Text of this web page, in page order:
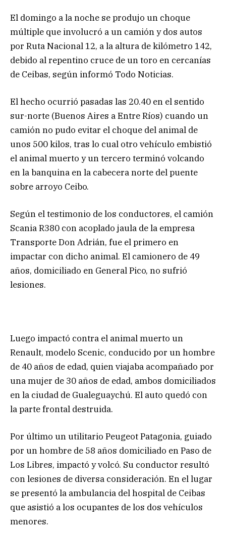
El domingo a la noche se produjo un choque
múltiple que involucró a un camión y dos autos
por Ruta Nacional 12, a la altura de kilómetro 142,
debido al repentino cruce de un toro en cercanías
de Ceibas, según informó Todo Noticias.
El hecho ocurrió pasadas las 20.40 en el sentido
sur-norte (Buenos Aires a Entre Ríos) cuando un
camión no pudo evitar el choque del animal de
unos 500 kilos, tras lo cual otro vehículo embistió
el animal muerto y un tercero terminó volcando
en la banquina en la cabecera norte del puente
sobre arroyo Ceibo.
Según el testimonio de los conductores, el camión
Scania R380 con acoplado jaula de la empresa
Transporte Don Adrián, fue el primero en
impactar con dicho animal. El camionero de 49
años, domiciliado en General Pico, no sufrió
lesiones.
Luego impactó contra el animal muerto un
Renault, modelo Scenic, conducido por un hombre
de 40 años de edad, quien viajaba acompañado por
una mujer de 30 años de edad, ambos domiciliados
en la ciudad de Gualeguaychú. El auto quedó con
la parte frontal destruida.
Por último un utilitario Peugeot Patagonia, guiado
por un hombre de 58 años domiciliado en Paso de
Los Libres, impactó y volcó. Su conductor resultó
con lesiones de diversa consideración. En el lugar
se presentó la ambulancia del hospital de Ceibas
que asistió a los ocupantes de los dos vehículos
menores.